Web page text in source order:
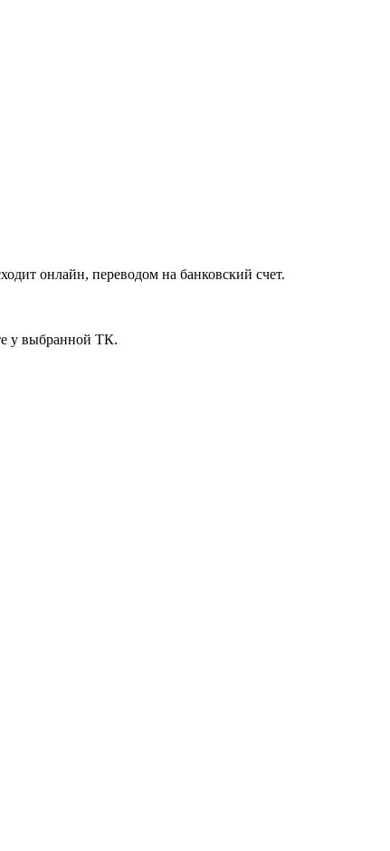
онлайн, переводом на банковский счет.
у выбранной ТК.